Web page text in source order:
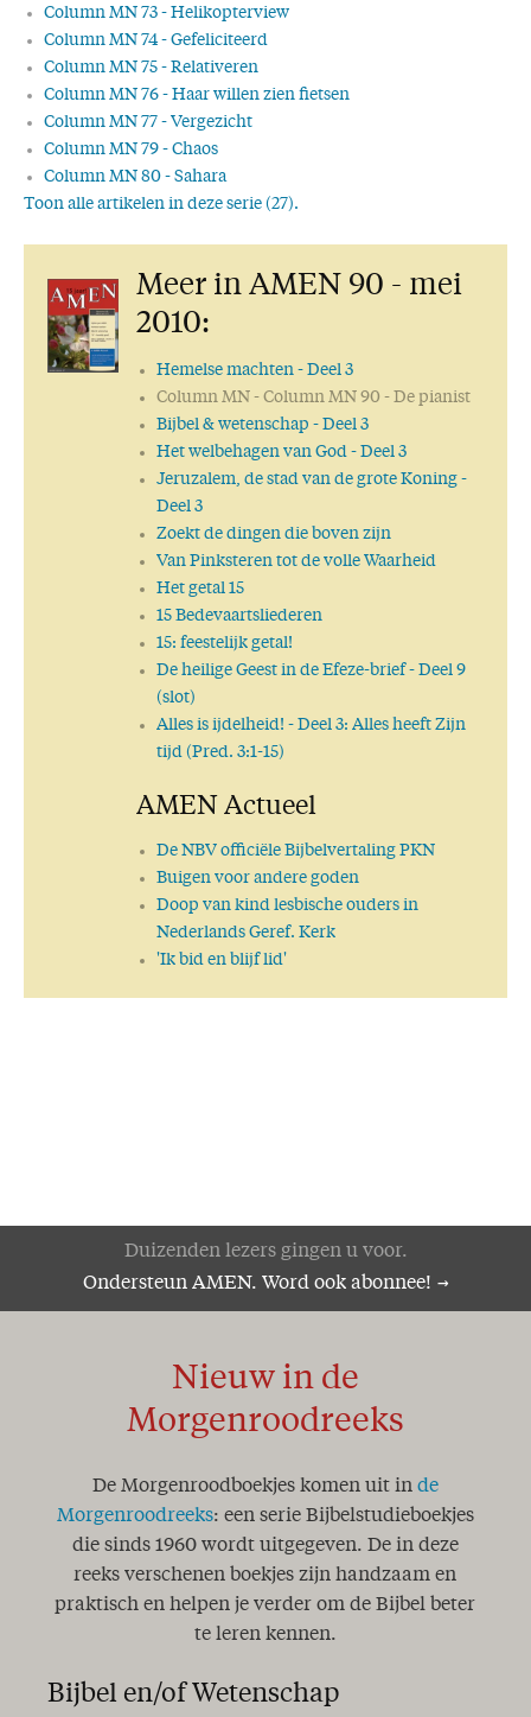
Column MN 73 - Helikopterview
Column MN 74 - Gefeliciteerd
Column MN 75 - Relativeren
Column MN 76 - Haar willen zien fietsen
Column MN 77 - Vergezicht
Column MN 79 - Chaos
Column MN 80 - Sahara
Toon alle artikelen in deze serie (27).
Column MN 83 - Uit en thuis
Column MN 84 - Golfplaten daken
Column MN 85 - Kunst in het park
Column MN 86 - Een vrijwilliger
Column MN 87 - Daar waar woud en water elkaar ontmoeten
Column MN 89 - De grote, lege kerk
Column MN 90 - De pianist
Column MN 91 - Motiverende woorden
Column MN 92 - Droom groot
Column MN 93 - Amsterdamseraceweg
Column MN 94 - Woordeloos verhaal
Column MN 95 - Lente als belofte
Column MN 97 - Burengeluk I
Column MN 98 - Burengeluk II
Column MN 99 - Rustdag
Meer in AMEN 90 - mei
2010:
Hemelse machten- Deel 3
Column MN- Column MN 90 - De pianist
Bijbel & wetenschap- Deel 3
Het welbehagen van God- Deel 3
Jeruzalem, de stad van de grote Koning-
Deel 3
Zoekt de dingen die boven zijn
Van Pinksteren tot de volle Waarheid
Het getal 15
15 Bedevaartsliederen
15: feestelijk getal!
De heilige Geest in de Efeze-brief- Deel 9
(slot)
Alles is ijdelheid!- Deel 3: Alles heeft Zijn
tijd (Pred. 3:1-15)
AMEN Actueel
De NBV officiële Bijbelvertaling PKN
Buigen voor andere goden
Doop van kind lesbische ouders in
Nederlands Geref. Kerk
'Ik bid en blijf lid'
Duizenden lezers gingen u voor.
Ondersteun AMEN. Word ook abonnee!
Nieuw in de
Morgenroodreeks
De Morgenroodboekjes komen uit in de
Morgenroodreeks: een serie Bijbelstudieboekjes
die sinds 1960 wordt uitgegeven. De in deze
reeks verschenen boekjes zijn handzaam en
praktisch en helpen je verder om de Bijbel beter
te leren kennen.
Bijbel en/of Wetenschap